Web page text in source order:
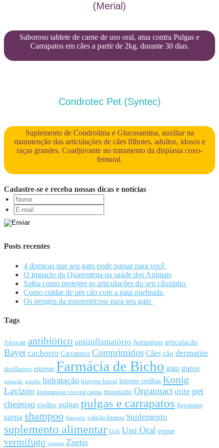
(Merial)
Saboroso tablete de carne de uso oral, atua contra Pulgas e
Carrapatos em cães a partir de 2kg, durante 30 dias.
Condrotec Pet (Syntec)
Suplemento de Condroitina e Glucosamina, auxiliar na
manutenção das articulações de cães filhotes, adultos, idosos e
raças grandes. Coadjuvante no tratamento da displasia coxo-
femural.
Cadastre-se e receba nossas dicas e notícias
Posts recentes
4 doenças que seu gato pode passar para você
O impacto da Quarentena na saúde dos Animais
Saiba como proteger as articulações do seu cãozinho
Como cuidar de um cão com a pata quebrada
Os perigos da esporotricose para seu gato
Tags
Advocate antibiótico antiinflamatório Antipulgas articulação
Bayer cachorro Carrapatos Comprimidos Cães cão dermatite
dirofilariose estresse Farmácia de Bicho gato gatos
gestação giárdia hidratação higiene bucal higiene orelhas Konig
Lavizoo leishmaniose visceral canina mosquito Organnact otite pet
cheiroso piolho pulgas pulgas e carrapatos Revolution
sarna shampoo Simparic solução limpeza Suplemento
suplemento alimentar Ucb Uso Oral verme
vermifugo viagem Zoetis